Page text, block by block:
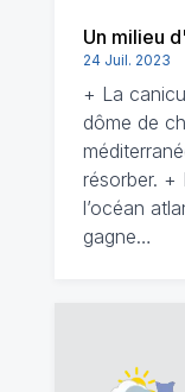
Un milieu
24 Juil. 2023
+ La
dôme de
résorber. +
l’océan
gagne…